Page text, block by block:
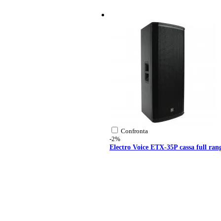
Confronta
-2%
Electro Voice ETX-35P cassa full